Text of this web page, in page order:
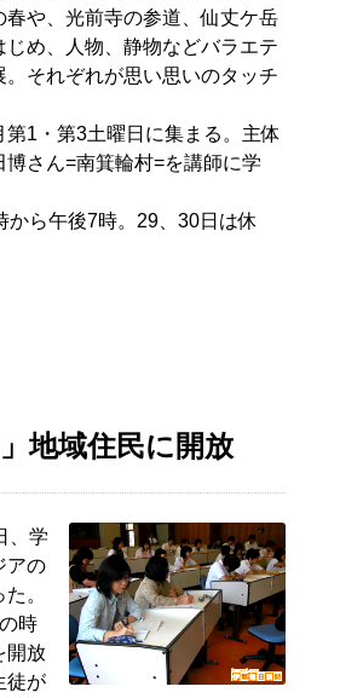
春や、光前寺の参道、仙丈ケ岳
じめ、人物、静物などバラエテ
。それぞれが思い思いのタッチ
1・第3土曜日に集まる。主体
博さん=南箕輪村=を講師に学
ら午後7時。29、30日は休
」地域住民に開放
、学
アの
。
時
開放
徒が